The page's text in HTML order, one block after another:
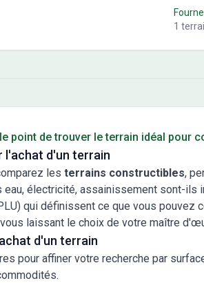
1
point de trouver le terrain idéal pour
l'achat d'un terrain
les terrains constructibles,
eau, électricité, assainissement sont-ils
qui définissent ce que vous pouvez
laissant le choix de votre maître
d'un terrain
pour affiner votre recherche par